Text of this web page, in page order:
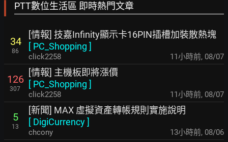
PTT數位生活區 即時熱門文章
34
86
[情報] 技嘉Infinity顯示卡16PIN插槽加裝散熱塊
[ PC_Shopping ]
click2258 11小時前, 08/07
126
307
[情報] 主機板即將漲價
[ PC_Shopping ]
click2258 11小時前, 08/07
5
13
[新聞] MAX 虛擬資產轉帳規則實施說明
[ DigiCurrency]
chcony 13小時前, 08/06